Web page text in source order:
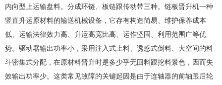
内向型上运输盘料。分成环链、板链跟传动带三种。链板晋升机一种
竖直升运原材料的输送机械设备，它存有构造简易、维护保养成本
低、运输法律效力高、升运高宽比高、运作坚固、利用范围广等优
势。驱动器输出功率小，采用注入式上料、诱惑式倒料、大空间的料
斗密集式分配，在原材料晋升时是多少乎无回料跟挖料景色，因而失
效输出功率少。这类常见故障的关键起因是由于连轴器的前轴跟后轮